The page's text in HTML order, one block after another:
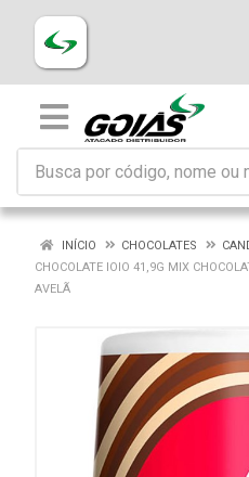
INÍCIO CHOCOLATES
CHOCOLATE IOIO 41,9G MIX
AVELÃ